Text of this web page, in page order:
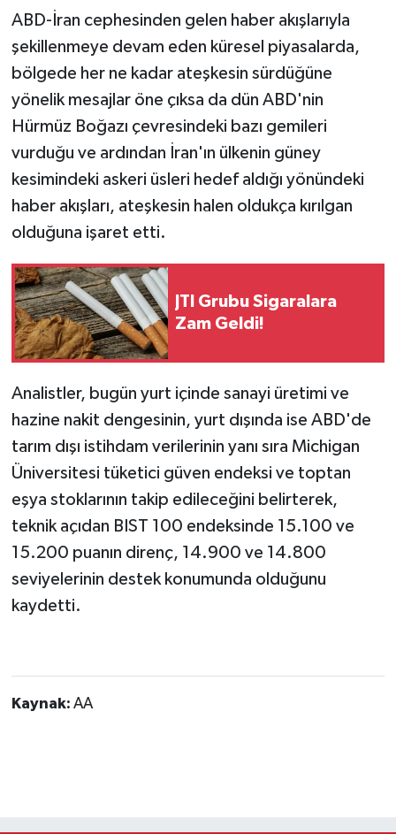
ABD-İran cephesinden gelen haber akışlarıyla
şekillenmeye devam eden küresel piyasalarda,
bölgede her ne kadar ateşkesin sürdüğüne
yönelik mesajlar öne çıksa da dün ABD'nin
Hürmüz Boğazı çevresindeki bazı gemileri
vurduğu ve ardından İran'ın ülkenin güney
kesimindeki askeri üsleri hedef aldığı yönündeki
haber akışları, ateşkesin halen oldukça kırılgan
olduğuna işaret etti.
JTI Grubu Sigaralara
Zam Geldi!
Analistler, bugün yurt içinde sanayi üretimi ve
hazine nakit dengesinin, yurt dışında ise ABD'de
tarım dışı istihdam verilerinin yanı sıra Michigan
Üniversitesi tüketici güven endeksi ve toptan
eşya stoklarının takip edileceğini belirterek,
teknik açıdan BIST 100 endeksinde 15.100 ve
15.200 puanın direnç, 14.900 ve 14.800
seviyelerinin destek konumunda olduğunu
kaydetti.
Kaynak: AA